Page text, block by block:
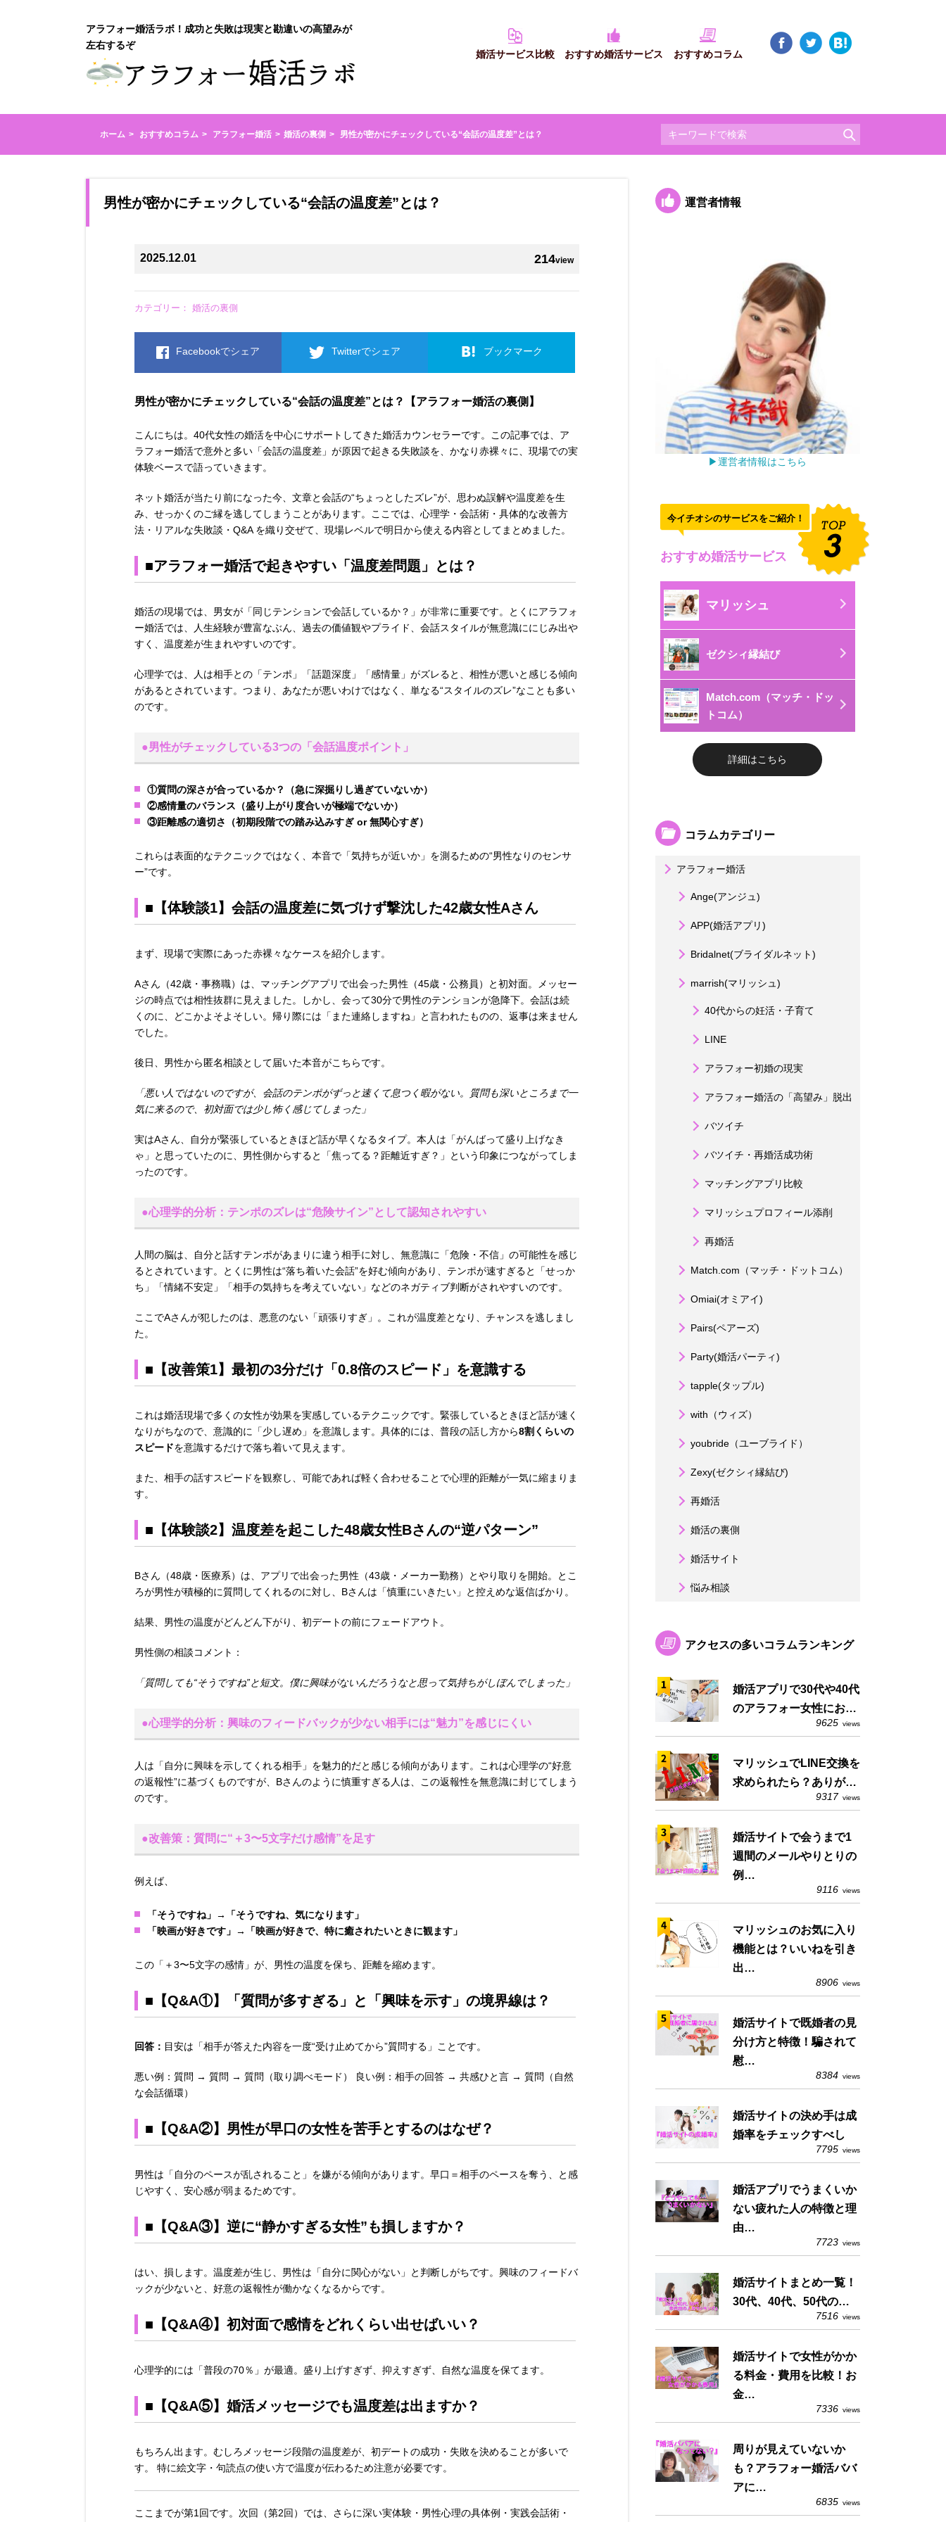
アラフォー婚活ラボ！成功と失敗は現実と勘違いの高望みが
左右するぞ
婚活サービス比較
おすすめ婚活サービス おすすめコラム
ホーム おすすめコラム アラフォー婚活 婚活の裏側 男性が密かにチェックしている“会話の温度差”とは？
男性が密かにチェックしている“会話の温度差”とは？
214view
2025.12.01
カテゴリー： 婚活の裏側
Facebookでシェア Twitterでシェア ブックマーク
男性が密かにチェックしている“会話の温度差”とは？【アラフォー婚活の裏側】
こんにちは。40代女性の婚活を中心にサポートしてきた婚活カウンセラーです。この記事では、ア
ラフォー婚活で意外と多い「会話の温度差」が原因で起きる失敗談を、かなり赤裸々に、現場での実
体験ベースで語っていきます。
ネット婚活が当たり前になった今、文章と会話の“ちょっとしたズレ”が、思わぬ誤解や温度差を生
み、せっかくのご縁を逃してしまうことがあります。ここでは、心理学・会話術・具体的な改善方
法・リアルな失敗談・Q&A を織り交ぜて、現場レベルで明日から使える内容としてまとめました。
■アラフォー婚活で起きやすい「温度差問題」とは？
婚活の現場では、男女が「同じテンションで会話しているか？」が非常に重要です。とくにアラフォ
ー婚活では、人生経験が豊富なぶん、過去の価値観やプライド、会話スタイルが無意識ににじみ出や
すく、温度差が生まれやすいのです。
心理学では、人は相手との「テンポ」「話題深度」「感情量」がズレると、相性が悪いと感じる傾向
があるとされています。つまり、あなたが悪いわけではなく、単なる“スタイルのズレ”なことも多い
のです。
●男性がチェックしている3つの「会話温度ポイント」
①質問の深さが合っているか？
（急に深掘りし過ぎていないか）
②感情量のバランス （盛り上がり度合いが極端でないか）
③距離感の適切さ
（初期段階での踏み込みすぎ or 無関心すぎ）
これらは表面的なテクニックではなく、本音で「気持ちが近いか」を測るための“男性なりのセンサ
ー”です。
■【体験談1】会話の温度差に気づけず撃沈した42歳女性Aさん
まず、現場で実際にあった赤裸々なケースを紹介します。
Aさん（42歳・事務職）は、マッチングアプリで出会った男性（45歳・公務員）と初対面。メッセー
ジの時点では相性抜群に見えました。しかし、会って30分で男性のテンションが急降下。会話は続
くのに、どこかよそよそしい。帰り際には「また連絡しますね」と言われたものの、返事は来ません
でした。
後日、男性から匿名相談として届いた本音がこちらです。
「悪い人ではないのですが、会話のテンポがずっと速くて息つく暇がない。質問も深いところまで一
気に来るので、初対面では少し怖く感じてしまった」
実はAさん、自分が緊張しているときほど話が早くなるタイプ。本人は「がんばって盛り上げなき
ゃ」と思っていたのに、男性側からすると「焦ってる？距離近すぎ？」という印象につながってしま
ったのです。
●心理学的分析：テンポのズレは“危険サイン”として認知されやすい
人間の脳は、自分と話すテンポがあまりに違う相手に対し、無意識に「危険・不信」の可能性を感じ
るとされています。とくに男性は“落ち着いた会話”を好む傾向があり、テンポが速すぎると「せっか
ち」「情緒不安定」「相手の気持ちを考えていない」などのネガティブ判断がされやすいのです。
ここでAさんが犯したのは、悪意のない「頑張りすぎ」。これが温度差となり、チャンスを逃しまし
た。
■【改善策1】最初の3分だけ「0.8倍のスピード」を意識する
これは婚活現場で多くの女性が効果を実感しているテクニックです。緊張しているときほど話が速く
なりがちなので、意識的に「少し遅め」を意識します。具体的には、普段の話し方から8割くらいの
スピードを意識するだけで落ち着いて見えます。
また、相手の話すスピードを観察し、可能であれば軽く合わせることで心理的距離が一気に縮まりま
す。
■【体験談2】温度差を起こした48歳女性Bさんの“逆パターン”
Bさん（48歳・医療系）は、アプリで出会った男性（43歳・メーカー勤務）とやり取りを開始。とこ
ろが男性が積極的に質問してくれるのに対し、Bさんは「慎重にいきたい」と控えめな返信ばかり。
結果、男性の温度がどんどん下がり、初デートの前にフェードアウト。
男性側の相談コメント：
「質問しても“そうですね”と短文。僕に興味がないんだろうなと思って気持ちがしぼんでしまった」
●心理学的分析：興味のフィードバックが少ない相手には“魅力”を感じにくい
人は「自分に興味を示してくれる相手」を魅力的だと感じる傾向があります。これは心理学の“好意
の返報性”に基づくものですが、Bさんのように慎重すぎる人は、この返報性を無意識に封じてしまう
のです。
●改善策：質問に“＋3〜5文字だけ感情”を足す
例えば、
「そうですね」→「そうですね、気になります」
「映画が好きです」→「映画が好きで、特に癒されたいときに観ます」
この「＋3〜5文字の感情」が、男性の温度を保ち、距離を縮めます。
■【Q&A①】「質問が多すぎる」と「興味を示す」の境界線は？
回答： 目安は「相手が答えた内容を一度“受け止めてから”質問する」ことです。
悪い例：質問 → 質問 → 質問（取り調べモード） 良い例：相手の回答 → 共感ひと言 → 質問（自然
な会話循環）
■【Q&A②】男性が早口の女性を苦手とするのはなぜ？
男性は「自分のペースが乱されること」を嫌がる傾向があります。早口＝相手のペースを奪う、と感
じやすく、安心感が弱まるためです。
■【Q&A③】逆に“静かすぎる女性”も損しますか？
はい、損します。温度差が生じ、男性は「自分に関心がない」と判断しがちです。興味のフィードバ
ックが少ないと、好意の返報性が働かなくなるからです。
■【Q&A④】初対面で感情をどれくらい出せばいい？
心理学的には「普段の70％」が最適。盛り上げすぎず、抑えすぎず、自然な温度を保てます。
■【Q&A⑤】婚活メッセージでも温度差は出ますか？
もちろん出ます。むしろメッセージ段階の温度差が、初デートの成功・失敗を決めることが多いで
す。 特に絵文字・句読点の使い方で温度が伝わるため注意が必要です。
ここまでが第1回です。次回（第2回）では、さらに深い実体験・男性心理の具体例・実践会話術・
運営者情報
▶運営者情報はこちら
今イチオシのサービスをご紹介！
おすすめ婚活サービス
マリッシュ
ゼクシィ縁結び
Match.com（マッチ・ドッ
トコム）
詳細はこちら
コラムカテゴリー
アラフォー婚活
Ange(アンジュ)
APP(婚活アプリ)
Bridalnet(ブライダルネット)
marrish(マリッシュ)
40代からの妊活・子育て
LINE
アラフォー初婚の現実
アラフォー婚活の「高望み」脱出
バツイチ
バツイチ・再婚活成功術
マッチングアプリ比較
マリッシュプロフィール添削
再婚活
Match.com（マッチ・ドットコム）
Omiai(オミアイ)
Pairs(ペアーズ)
Party(婚活パーティ)
tapple(タップル)
with（ウィズ）
youbride（ユーブライド）
Zexy(ゼクシィ縁結び)
再婚活
婚活の裏側
婚活サイト
悩み相談
アクセスの多いコラムランキング
婚活アプリで30代や40代
のアラフォー女性にお…
9625 views
マリッシュでLINE交換を
求められたら？ありが…
9317 views
婚活サイトで会うまで1
週間のメールやりとりの
例…
9116 views
マリッシュのお気に入り
機能とは？いいねを引き
出…
8906 views
婚活サイトで既婚者の見
分け方と特徴！騙されて
慰…
8384 views
婚活サイトの決め手は成
婚率をチェックすべし
7795 views
婚活アプリでうまくいか
ない疲れた人の特徴と理
由…
7723 views
婚活サイトまとめ一覧！
30代、40代、50代の…
7516 views
婚活サイトで女性がかか
る料金・費用を比較！お
金…
7336 views
周りが見えていないか
も？アラフォー婚活ババ
アに…
6835 views